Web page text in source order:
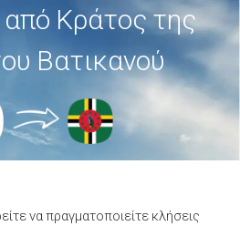
από Κράτος της
Βατικανού
να πραγματοποιείτε κλήσεις